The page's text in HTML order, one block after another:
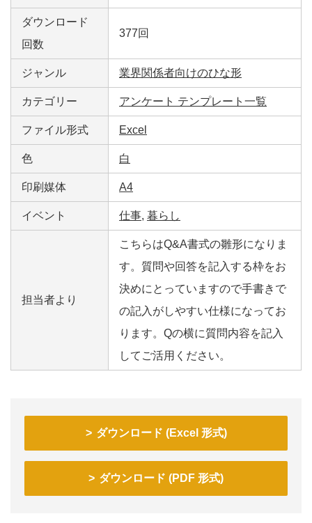
ダウンロード
回数
377回
ジャンル 業界関係者向けのひな形
カテゴリー アンケート テンプレート一覧
ファイル形式 Excel
色 白
印刷媒体 A4
イベント 仕事, 暮らし
担当者より
こちらはQ&A書式の雛形になりま
す。質問や回答を記入する枠をお
決めにとっていますので手書きで
の記入がしやすい仕様になってお
ります。Qの横に質問内容を記入
してご活用ください。
ダウンロード (Excel 形式)
ダウンロード (PDF 形式)